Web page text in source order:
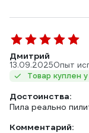
Дмитрий
13.09.2025Опыт
Товар куплен
Достоинства:
Пила реально
Комментарий: